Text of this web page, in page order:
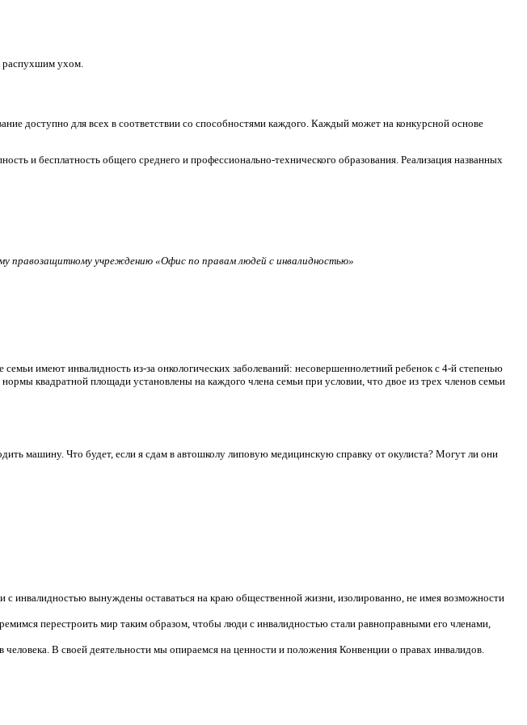
распухшим ухом.
доступно для всех в соответствии со способностями каждого. Каждый может на конкурсной основе
и бесплатность общего среднего и профессионально-технического образования. Реализация названных
правозащитному учреждению «Офис по правам людей с инвалидностью»
имеют инвалидность из-за онкологических заболеваний: несовершеннолетний ребенок с 4-й степенью
квадратной площади установлены на каждого члена семьи при условии, что двое из трех членов семьи
машину. Что будет, если я сдам в автошколу липовую медицинскую справку от окулиста? Могут ли они
инвалидностью вынуждены оставаться на краю общественной жизни, изолированно, не имея возможности
перестроить мир таким образом, чтобы люди с инвалидностью стали равноправными его членами,
В своей деятельности мы опираемся на ценности и положения Конвенции о правах инвалидов.